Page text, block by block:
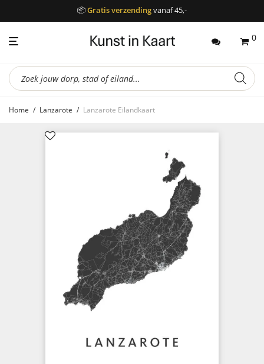
📦Gratis verzendingvanaf 45,-
0
Producten
zoeken
Home / Lanzarote / Lanzarote Eilandkaart